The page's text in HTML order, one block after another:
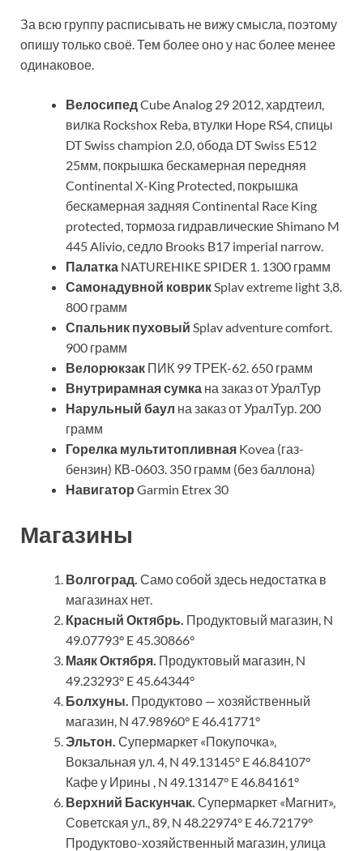
За всю группу расписывать не вижу смысла, поэтому
опишу только своё. Тем более оно у нас более менее
одинаковое.
Велосипед Cube Analog 29 2012, хардтеил,
вилка Rockshox Reba, втулки Hope RS4, спицы
DT Swiss champion 2.0, обода DT Swiss E512
25мм, покрышка бескамерная передняя
Continental X-King Protected, покрышка
бескамерная задняя Continental Race King
protected, тормоза гидравлические Shimano M
445 Alivio, седло Brooks B17 imperial narrow.
Палатка NATUREHIKE SPIDER 1. 1300 грамм
Самонадувной коврик Splav extreme light 3,8.
800 грамм
Спальник пуховый Splav adventure comfort.
900 грамм
Велорюкзак ПИК 99 ТРЕК-62. 650 грамм
Внутрирамная сумка на заказ от УралТур
Нарульный баул на заказ от УралТур. 200
грамм
Горелка мультитопливная Kovea (газ-
бензин) КВ-0603. 350 грамм (без баллона)
Навигатор Garmin Etrex 30
Магазины
Волгоград. Само собой здесь недостатка в
магазинах нет.
Красный Октябрь. Продуктовый магазин, N
49.07793° E 45.30866°
Маяк Октября. Продуктовый магазин, N
49.23293° E 45.64344°
Болхуны. Продуктово — хозяйственный
магазин, N 47.98960° E 46.41771°
Эльтон. Супермаркет «Покупочка»,
Вокзальная ул. 4, N 49.13145° E 46.84107°
Кафе у Ирины , N 49.13147° E 46.84161°
Верхний Баскунчак. Супермаркет «Магнит»,
Советская ул., 89, N 48.22974° E 46.72179°
Продуктово-хозяйственный магазин, улица